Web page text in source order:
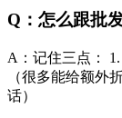
Q：怎么跟批
A：记住三点：
（很多能给额外
话）